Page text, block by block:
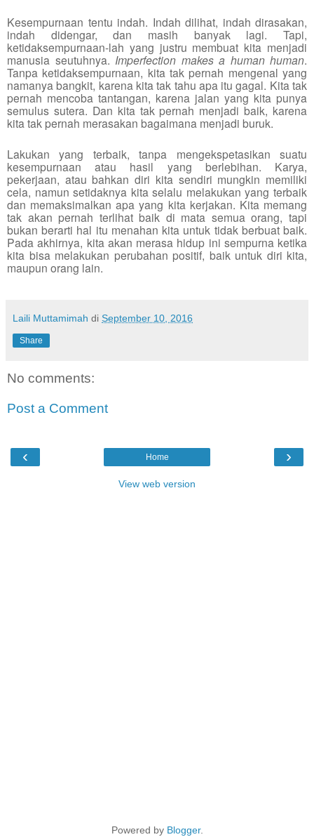
Kesempurnaan tentu indah. Indah dilihat, indah dirasakan,
indah didengar, dan masih banyak lagi. Tapi,
ketidaksempurnaan-lah yang justru membuat kita menjadi
manusia seutuhnya. Imperfection makes a human human.
Tanpa ketidaksempurnaan, kita tak pernah mengenal yang
namanya bangkit, karena kita tak tahu apa itu gagal. Kita tak
pernah mencoba tantangan, karena jalan yang kita punya
semulus sutera. Dan kita tak pernah menjadi baik, karena
kita tak pernah merasakan bagaimana menjadi buruk.
Lakukan yang terbaik, tanpa mengekspetasikan suatu
kesempurnaan atau hasil yang berlebihan. Karya,
pekerjaan, atau bahkan diri kita sendiri mungkin memiliki
cela, namun setidaknya kita selalu melakukan yang terbaik
dan memaksimalkan apa yang kita kerjakan. Kita memang
tak akan pernah terlihat baik di mata semua orang, tapi
bukan berarti hal itu menahan kita untuk tidak berbuat baik.
Pada akhirnya, kita akan merasa hidup ini sempurna ketika
kita bisa melakukan perubahan positif, baik untuk diri kita,
maupun orang lain.
Laili Muttamimah di September 10, 2016
Share
No comments:
Post a Comment
‹ ›
Home
View web version
Powered by Blogger.